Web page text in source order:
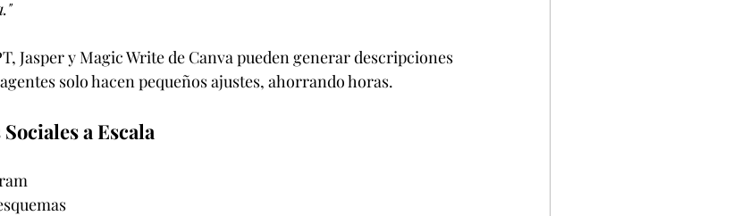
Jasper y Magic Write de Canva pueden generar descripciones
solo hacen pequeños ajustes, ahorrando horas.
a Escala